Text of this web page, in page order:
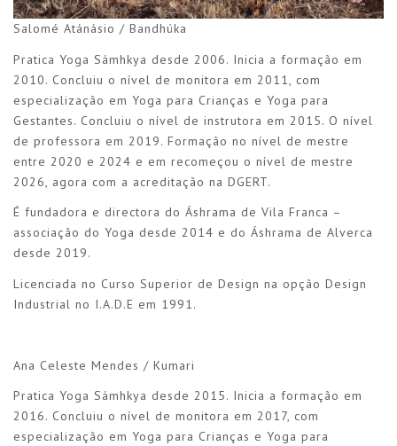
Salomé Atánásio / Bandhúka
Pratica Yoga Sámhkya desde 2006. Inicia a formação em
2010. Concluiu o nível de monitora em 2011, com
especialização em Yoga para Crianças e Yoga para
Gestantes. Concluiu o nível de instrutora em 2015. O nível
de professora em 2019. Formação no nível de mestre
entre 2020 e 2024 e em recomeçou o nível de mestre
2026, agora com a acreditação na DGERT.
É fundadora e directora do Áshrama de Vila Franca –
associação do Yoga desde 2014 e do Áshrama de Alverca
desde 2019.
Licenciada no Curso Superior de Design na opção Design
Industrial no I.A.D.E em 1991.
Ana Celeste Mendes / Kumari
Pratica Yoga Sámhkya desde 2015. Inicia a formação em
2016. Concluiu o nível de monitora em 2017, com
especialização em Yoga para Crianças e Yoga para